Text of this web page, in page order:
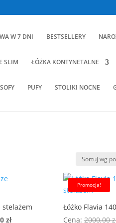
W 7 DNI BESTSELLERY
SLIM ŁÓŻKA KONTYNETALNE
SOFY PUFY STOLIKI NOCNE
stelażem
złAktualna
Promocja!
Łóżko Flavia
Cena:2000,00